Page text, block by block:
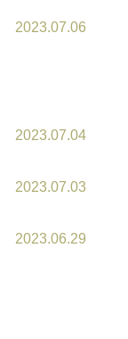
2023.07.06
2023.07.04
2023.07.03
2023.06.29